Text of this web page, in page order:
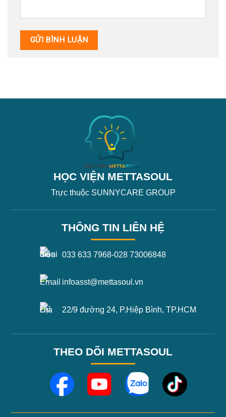
HỌC VIỆN METTASOUL
Trực thuộc SUNNYCARE GROUP
THÔNG TIN LIÊN HỆ
033 633 7968-028 73006848
infoasst@mettasoul.vn
22/9 đường 24, P.Hiệp Bình, TP.HCM
THEO DÕI METTASOUL